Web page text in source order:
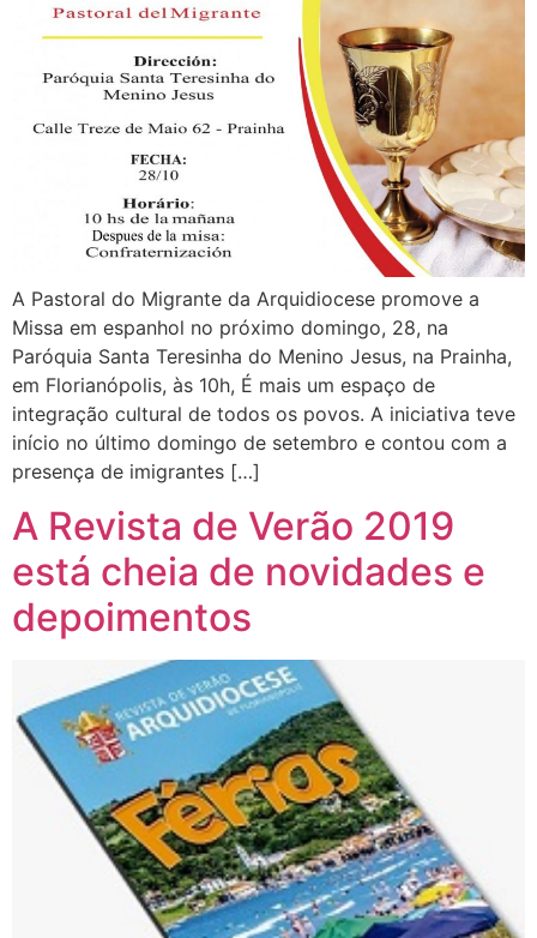
A Pastoral do Migrante da Arquidiocese promove a
Missa em espanhol no próximo domingo, 28, na
Paróquia Santa Teresinha do Menino Jesus, na Prainha,
em Florianópolis, às 10h, É mais um espaço de
integração cultural de todos os povos. A iniciativa teve
início no último domingo de setembro e contou com a
presença de imigrantes […]
A Revista de Verão 2019
está cheia de novidades e
depoimentos